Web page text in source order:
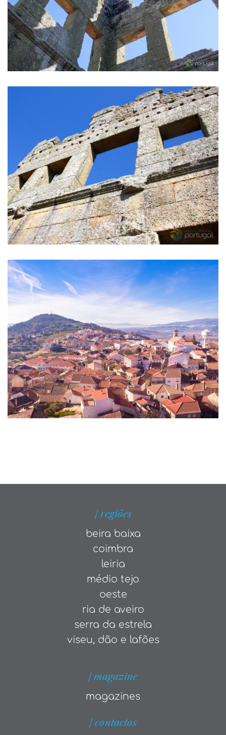
| regiões
beira baixa
coimbra
leiria
médio tejo
oeste
ria de aveiro
serra da estrela
viseu, dão e lafões
| magazine
magazines
| contactos